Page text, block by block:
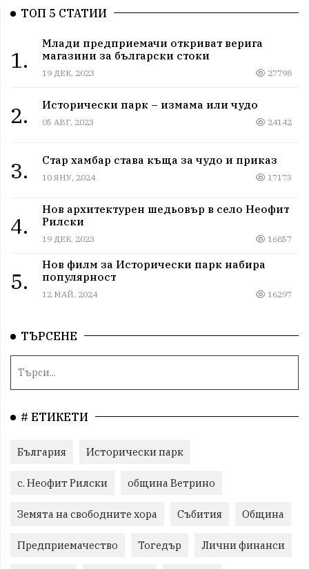
ТОП 5 СТАТИИ
1.
Млади предприемачи откриват верига
магазини за български стоки
19 ДЕК, 2023 27798
2. Исторически парк – измама или чудо
05 АВГ, 2023 24142
3. Стар хамбар става къща за чудо и приказ
10 ЯНУ, 2024 17173
4.
Нов архитектурен шедьовър в село Неофит
Рилски
19 ДЕК, 2023 16857
5.
Нов филм за Исторически парк набира
популярност
12 МАЙ, 2024 16297
ТЪРСЕНЕ
# ЕТИКЕТИ
България Исторически парк
с. Неофит Рилски община Ветрино
Земята на свободните хора Събития Община
Предприемачество Тогедър Лични финанси